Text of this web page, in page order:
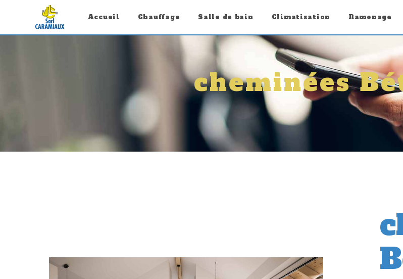
Panneau de gestion des cookies
Accueil Chauffage Salle de bain Climatisation Ramonage
cheminées